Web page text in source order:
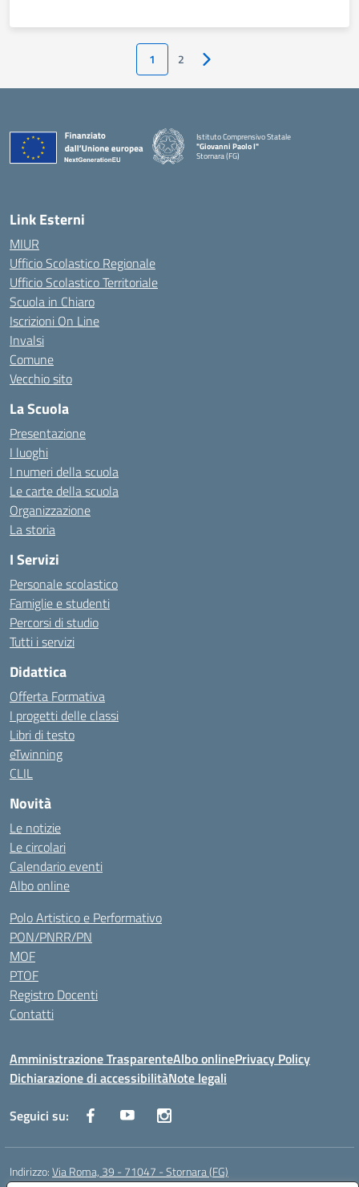
1 2 Pagina successiva
Istituto Comprensivo Statale
"Giovanni Paolo I"
Stornara (FG)
Link Esterni
MIUR
Ufficio Scolastico Regionale
Ufficio Scolastico Territoriale
Scuola in Chiaro
Iscrizioni On Line
Invalsi
Comune
Vecchio sito
La Scuola
Presentazione
I luoghi
I numeri della scuola
Le carte della scuola
Organizzazione
La storia
I Servizi
Personale scolastico
Famiglie e studenti
Percorsi di studio
Tutti i servizi
Didattica
Offerta Formativa
I progetti delle classi
Libri di testo
eTwinning
CLIL
Novità
Le notizie
Le circolari
Calendario eventi
Albo online
Polo Artistico e Performativo
PON/PNRR/PN
MOF
PTOF
Registro Docenti
Contatti
Amministrazione TrasparenteAlbo onlinePrivacy Policy
Dichiarazione di accessibilitàNote legali
Seguici su:
Indirizzo:Via Roma, 39 - 71047 - Stornara (FG)